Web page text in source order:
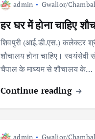
admin Gwalior/Chambal
हर घर में होना चाहिए
शिवपुरी (आई.डी.एस.) कलेक्टर
शौचालय होना चाहिए।
चैपाल के माध्यम से शौचालय के…
Continue reading
admin Gwalior/Chambal